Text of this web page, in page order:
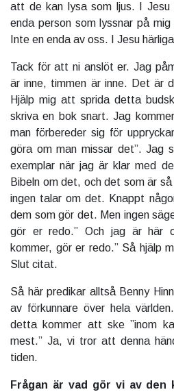
att de kan lysa som ljus. I
enda person som lyssnar på
Inte en enda av oss. I Jesu
Tack för att ni anslöt er. Jag
är inne, timmen är inne. Det är
Hjälp mig att sprida detta
skriva en bok snart. Jag
man förbereder sig för
göra om man missar det”. Jag
exemplar när jag är klar med
Bibeln om det, och det som är
ingen talar om det. Knappt
dem som gör det. Men ingen
gör er redo.” Och jag är här
kommer, gör er redo.” Så hjälp
Slut citat.
Så här predikar alltså Benny
av förkunnare över hela
detta kommer att ske ”inom
mest.” Ja, vi tror att denna
tiden.
Frågan är vad gör vi av